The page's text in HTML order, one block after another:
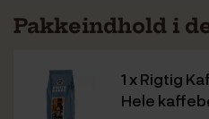
Pakkeindhold i
1 xRigtig
Hele